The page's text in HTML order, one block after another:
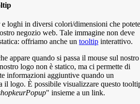
loghi in diversi colori/dimensioni che potete
negozio web. Tale immagine non deve
offriamo anche un tooltip interattivo.
appare quando si passa il mouse sul nostro
logo non è statico, ma ci permette di
informazioni aggiuntive quando un
il logo. È possibile visualizzare questo
" insieme a un link.